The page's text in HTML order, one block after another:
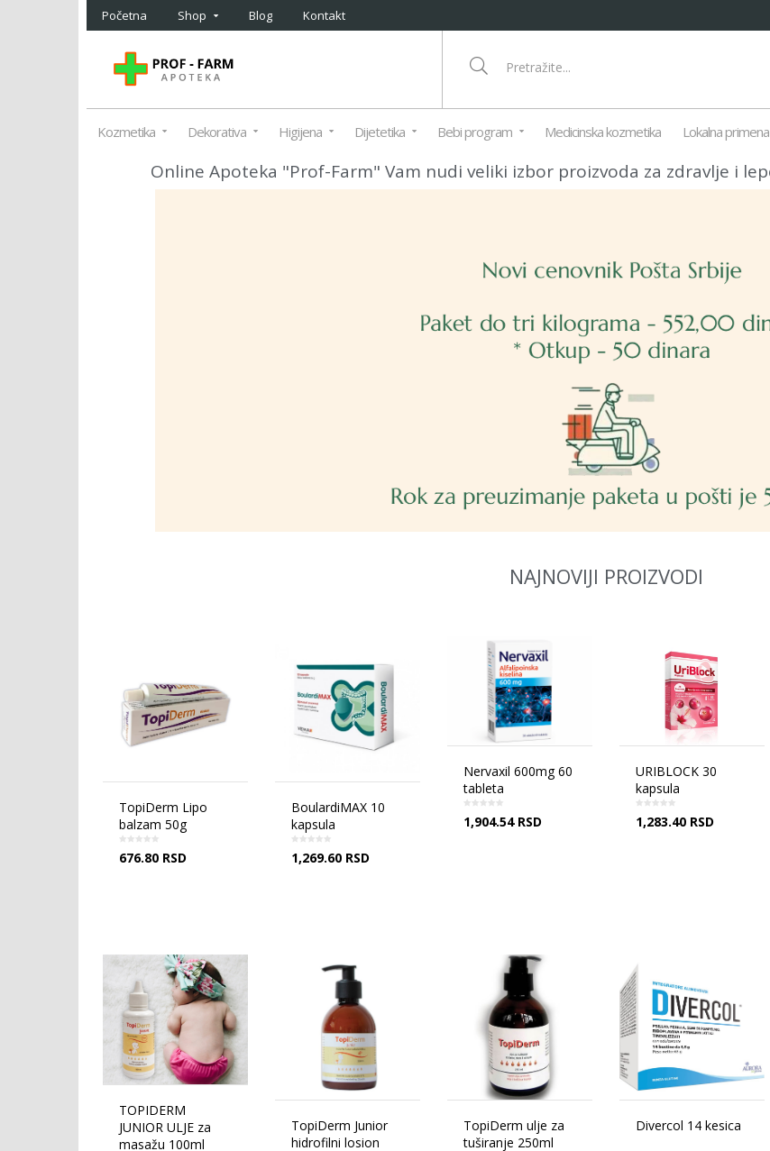
Početna Shop Blog Kontakt
Kozmetika Dekorativa Higijena Dijetetika Bebi program Medicinska kozmetika Lokalna primena
Online Apoteka "Prof-Farm" Vam nudi veliki izbor proizvoda za zdravlje i
NAJNOVIJI PROIZVODI
TopiDerm Lipo
balzam 50g
676.80 RSD
BoulardiMAX 10
kapsula
1,269.60 RSD
Nervaxil 600mg 60
tableta
1,904.54 RSD
URIBLOCK 30
kapsula
1,283.40 RSD
TOPIDERM
JUNIOR ULJE za
masažu 100ml
TopiDerm Junior
hidrofilni losion
TopiDerm ulje za
tuširanje 250ml
Divercol 14 kesica